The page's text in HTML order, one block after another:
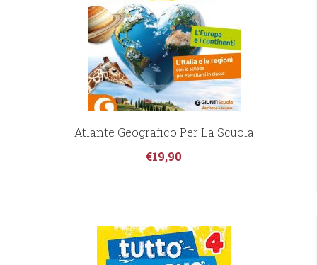
Atlante Geografico Per La Scuola
€19,90